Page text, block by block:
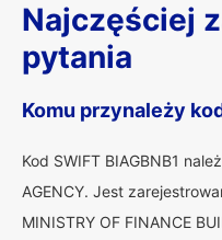
Najczęściej
pytania
Komu przynależy
Kod SWIFT BIAGBNB1
AGENCY. Jest
MINISTRY OF FINANCE